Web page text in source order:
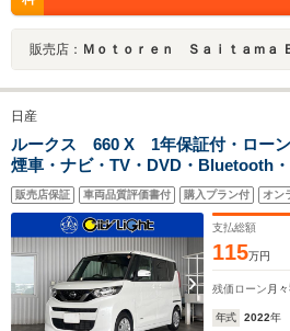
販売店： Ｍｏｔｏｒｅｎ Ｓａｉｔａｍａ ＢＭＷ Ｐｒｅｍ
日産
ルークス 660 X 1年保証付・ローン
煙車・ナビ・TV・DVD・Bluetooth
モニター・エマージェンシーブレー
トップ・クリアランスソナー・パワ
マートキー・ETC
販売店保証 車両品質評価書付 購入プラン付 オン
支払総額
115万円
残価ローン 月々
年式 2022年